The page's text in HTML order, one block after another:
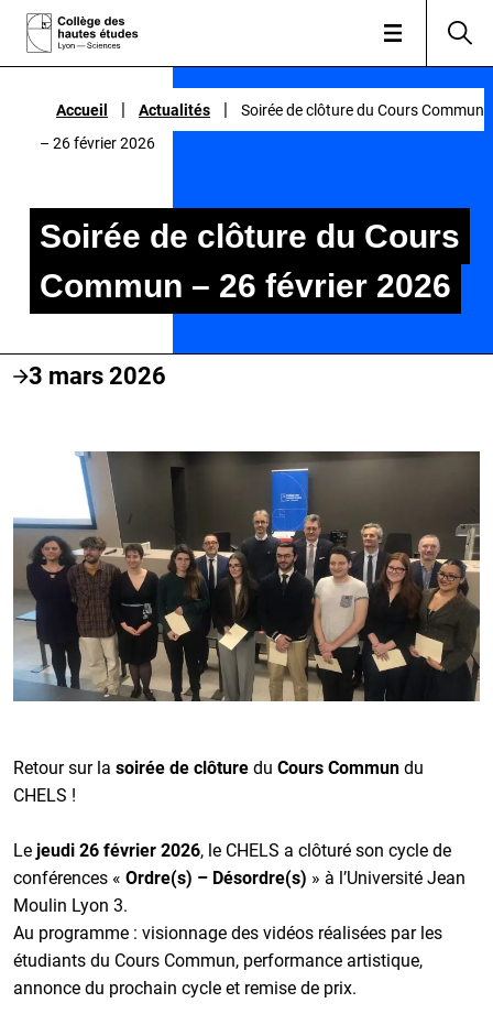
Accueil | Actualités |
Soirée de clôture du Cours Commun
– 26 février 2026
Accueil | Actualités |
Soirée de clôture du Cours Commun
– 26 février 2026
Soirée de clôture du Cours
Commun – 26 février 2026
3 mars 2026
Retour sur la soirée de clôture du Cours Commun du
CHELS !
Le jeudi 26 février 2026, le CHELS a clôturé son cycle de
conférences « Ordre(s) – Désordre(s) » à l’Université Jean
Moulin Lyon 3.
Au programme : visionnage des vidéos réalisées par les
étudiants du Cours Commun, performance artistique,
annonce du prochain cycle et remise de prix.